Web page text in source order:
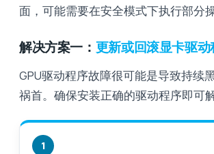
面，可能需要在安全模式下执行部分操
解决方案一： 更新或回滚显卡驱动
GPU驱动程序故障很可能是导致持续
祸首。确保安装正确的驱动程序即可
1